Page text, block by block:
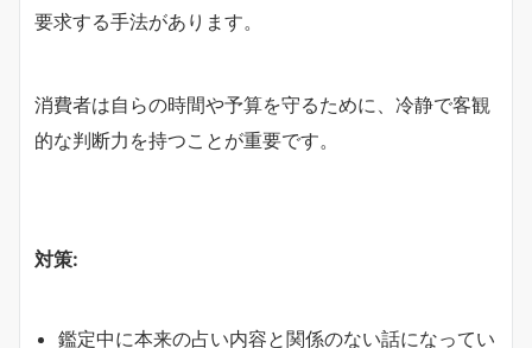
要求する手法があります。
消費者は自らの時間や予算を守るために、冷静で客観
的な判断力を持つことが重要です。
対策:
鑑定中に本来の占い内容と関係のない話になってい